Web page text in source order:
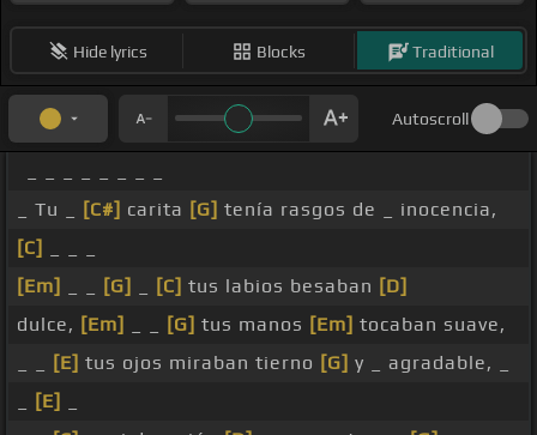
Hide lyrics Blocks Traditional
Autoscroll
_ Tu _
[C#] carita [G] tenía rasgos de _ inocencia,
[C]
[Em]
[G] [C] tus labios besaban [D]
dulce, [Em] [G] tus manos [Em] tocaban suave,
[E] tus ojos miraban tierno [G] y _ agradable, _
[E]